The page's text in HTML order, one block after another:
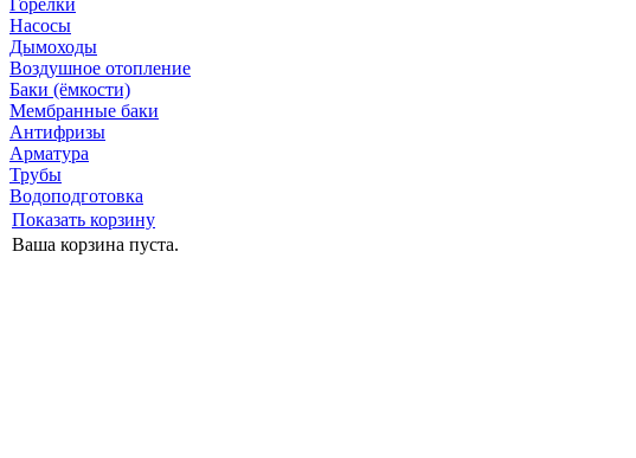
Горелки
Насосы
Дымоходы
Воздушное отопление
Баки (ёмкости)
Мембранные баки
Антифризы
Арматура
Трубы
Водоподготовка
Показать корзину
Ваша корзина пуста.